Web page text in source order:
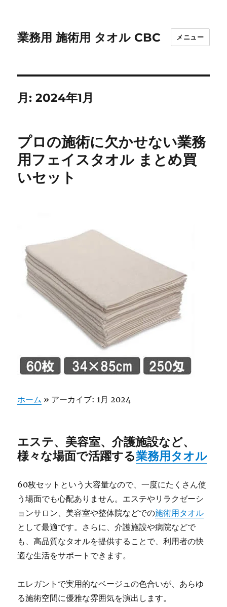
業務用 施術用 タオル CBC メニュー
月:2024年1月
プロの施術に欠かせない業務
用フェイスタオル まとめ買
いセット
ホーム » アーカイブ: 1月 2024
エステ、美容室、介護施設など、
様々な場面で活躍する業務用タオル
60枚セットという大容量なので、一度にたくさん使
う場面でも心配ありません。エステやリラクゼーシ
ョンサロン、美容室や整体院などでの施術用タオル
として最適です。さらに、介護施設や病院などで
も、高品質なタオルを提供することで、利用者の快
適な生活をサポートできます。
エレガントで実用的なベージュの色合いが、あらゆ
る施術空間に優雅な雰囲気を演出します。